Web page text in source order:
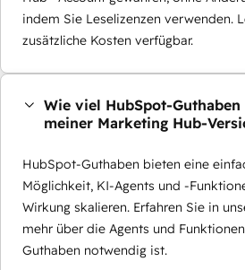
indem Sie Leselizenzen verwenden.
zusätzliche Kosten verfügbar.
Wie viel HubSpot-
meiner Marketing Hub-
HubSpot-Guthaben bieten eine
Möglichkeit, KI-Agents und -
Wirkung skalieren. Erfahren Sie in
mehr über die Agents und
Guthaben notwendig ist.